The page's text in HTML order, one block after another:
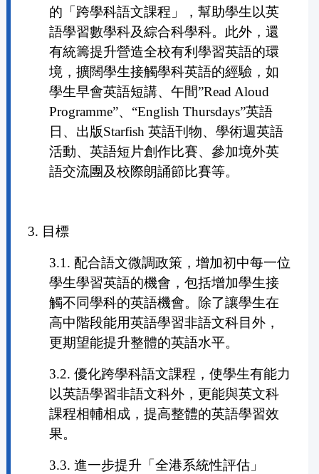
的「跨學科語文課程」，幫助學生以英
語學習數學科及綜合科學科。此外，還
有統籌提升營造全校有利學習英語的環
境，擴闊學生接觸學科英語的經驗，如
學生早會英語短講、午間”Read Aloud
Programme”、“English Thursdays”英語
日、出版Starfish 英語刊物、學術週英語
活動、英語短片創作比賽、參加境外英
語交流團及校際朗誦節比賽等。
3. 目標
3.1. 配合語文微調政策，增加初中每一位
學生學習英語的機會，包括增加學生接
觸不同學科的英語機會。除了讓學生在
高中階段能用英語學習非語文科目外，
更期望能提升整體的英語水平。
3.2. 優化跨學科語文課程，使學生有能力
以英語學習非語文科外，更能與英文科
課程相輔相成，提高整體的英語學習效
果。
3.3. 進一步提升「全港系統性評估」